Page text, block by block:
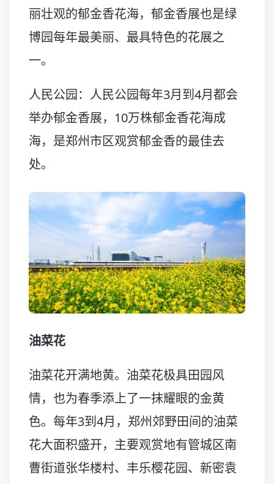
丽壮观的郁金香花海，郁金香展也是绿
博园每年最美丽、最具特色的花展之
一。
人民公园：人民公园每年3月到4月都会
举办郁金香展，10万株郁金香花海成
海，是郑州市区观赏郁金香的最佳去
处。
油菜花
油菜花开满地黄。油菜花极具田园风
情，也为春季添上了一抹耀眼的金黄
色。每年3到4月，郑州郊野田间的油菜
花大面积盛开，主要观赏地有管城区南
曹街道张华楼村、丰乐樱花园、新密袁